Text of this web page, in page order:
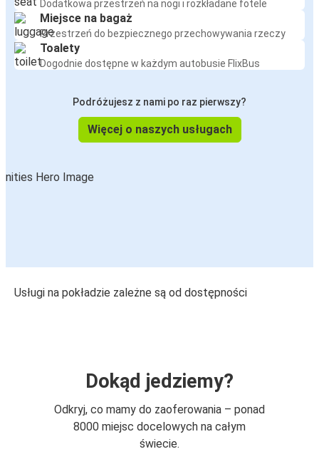
Dodatkowa przestrzeń na nogi i rozkładane fotele
Miejsce na bagaż
Przestrzeń do bezpiecznego przechowywania rzeczy
Toalety
Dogodnie dostępne w każdym autobusie FlixBus
Podróżujesz z nami po raz pierwszy?
Więcej o naszych usługach
Usługi na pokładzie zależne są od dostępności
Dokąd jedziemy?
Odkryj, co mamy do zaoferowania – ponad
8000 miejsc docelowych na całym
świecie.